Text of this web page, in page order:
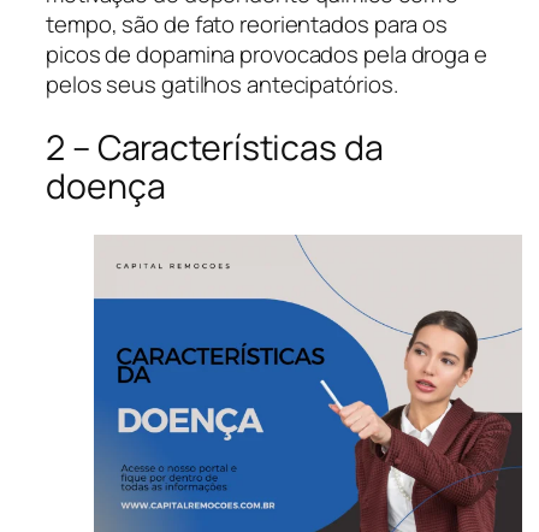
tempo, são de fato reorientados para os
picos de dopamina provocados pela droga e
pelos seus gatilhos antecipatórios.
2 – Características da
doença